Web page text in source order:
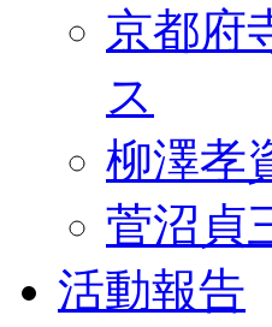
京都府
ス
柳澤孝
菅沼貞
活動報告